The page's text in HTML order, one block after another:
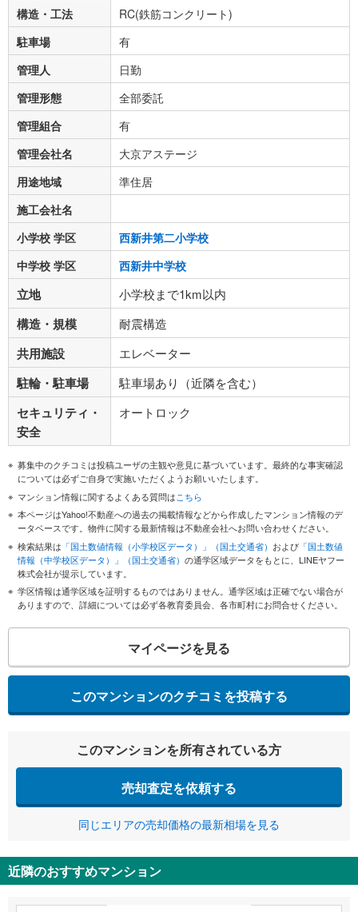
構造・工法
RC(鉄筋コンクリート)
駐車場
有
管理人
日勤
管理形態
全部委託
管理組合
有
管理会社名
大京アステージ
用途地域
準住居
施工会社名
小学校 学区
西新井第二小学校
中学校 学区
西新井中学校
立地 小学校まで1km以内
構造・規模 耐震構造
共用施設 エレベーター
駐輪・駐車場 駐車場あり（近隣を含む）
セキュリティ・
安全
オートロック
募集中のクチコミは投稿ユーザの主観や意見に基づいています。最終的な事実確認
については必ずご自身で実施いただくようお願いいたします。
マンション情報に関するよくある質問はこちら
本ページはYahoo!不動産への過去の掲載情報などから作成したマンション情報のデ
ータベースです。物件に関する最新情報は不動産会社へお問い合わせください。
検索結果は 「国土数値情報（小学校区データ）」（国土交通省） および 「国土数値
情報（中学校区データ）」（国土交通省） の通学区域データをもとに、LINEヤフー
株式会社が提示しています。
学区情報は通学区域を証明するものではありません。通学区域は正確でない場合が
ありますので、詳細については必ず各教育委員会、各市町村にお問合せください。
マイページを見る
このマンションのクチコミを投稿する
このマンションを所有されている方
売却査定を依頼する
同じエリアの売却価格の最新相場を見る
近隣のおすすめマンション